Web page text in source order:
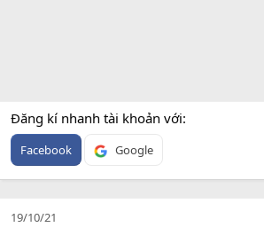
Đăng kí nhanh tài khoản với
Facebook Google
19/10/21